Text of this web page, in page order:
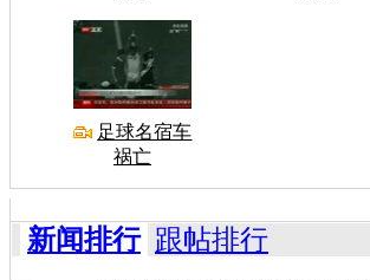
足球名宿车
祸亡
新闻排行 跟帖排行